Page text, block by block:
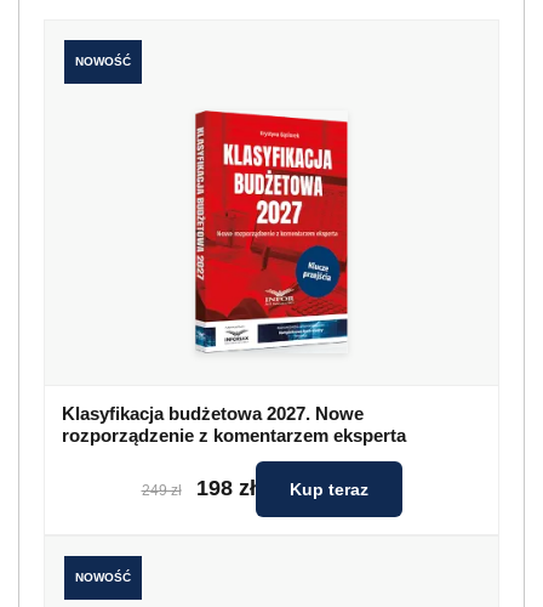
NOWOŚĆ
Klasyfikacja budżetowa 2027. Nowe
rozporządzenie z komentarzem eksperta
249 zł 198 zł Kup teraz
NOWOŚĆ